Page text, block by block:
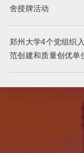
舍授牌活动
郑州大学4个党组织
范创建和质量创优单